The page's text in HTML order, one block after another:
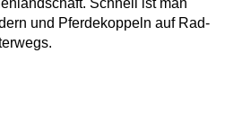
Schnell ist man
und Pferdekoppeln auf Rad-